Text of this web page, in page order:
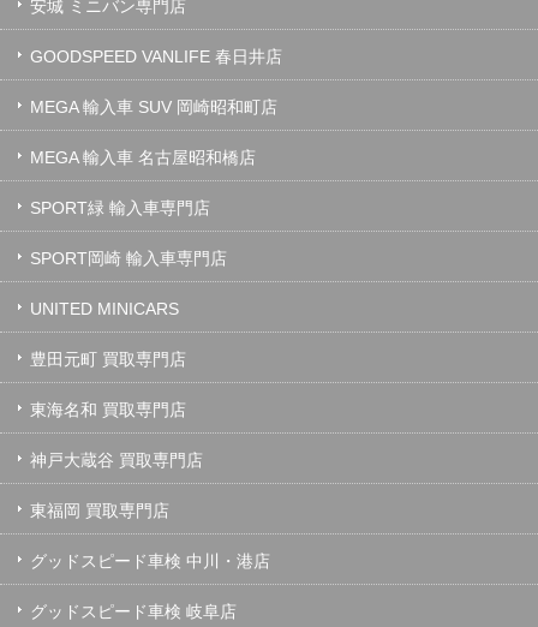
安城 ミニバン専門店
GOODSPEED VANLIFE 春日井店
MEGA 輸入車 SUV 岡崎昭和町店
MEGA 輸入車 名古屋昭和橋店
SPORT緑 輸入車専門店
SPORT岡崎 輸入車専門店
UNITED MINICARS
豊田元町 買取専門店
東海名和 買取専門店
神戸大蔵谷 買取専門店
東福岡 買取専門店
グッドスピード車検 中川・港店
グッドスピード車検 岐阜店